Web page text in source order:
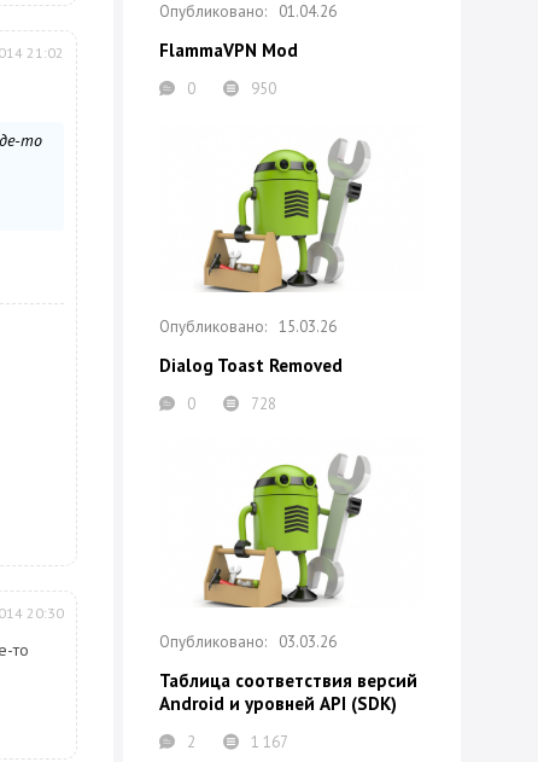
21:02
то
20:30
то
01.04.26
FlammaVPN Mod
0 950
15.03.26
Dialog Toast Removed
0 728
03.03.26
Таблица соответствия версий
Android и уровней API (SDK)
2 1 167